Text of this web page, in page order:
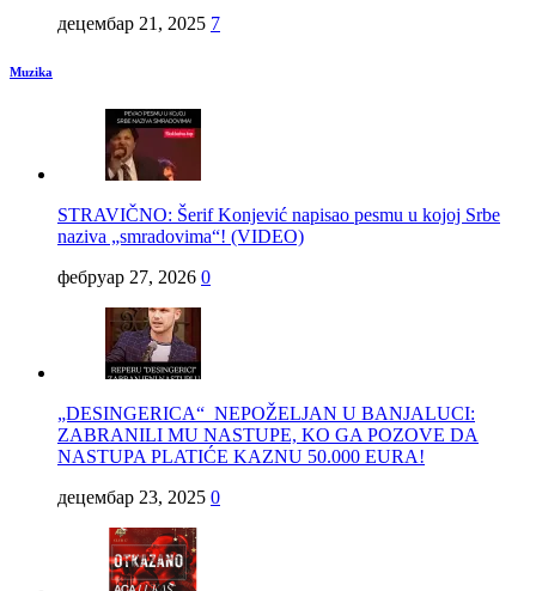
децембар 21, 2025 7
Muzika
STRAVIČNO: Šerif Konjević napisao pesmu u kojoj Srbe
naziva „smradovima“! (VIDEO)
фебруар 27, 2026 0
„DESINGERICA“ NEPOŽELJAN U BANJALUCI:
ZABRANILI MU NASTUPE, KO GA POZOVE DA
NASTUPA PLATIĆE KAZNU 50.000 EURA!
децембар 23, 2025 0